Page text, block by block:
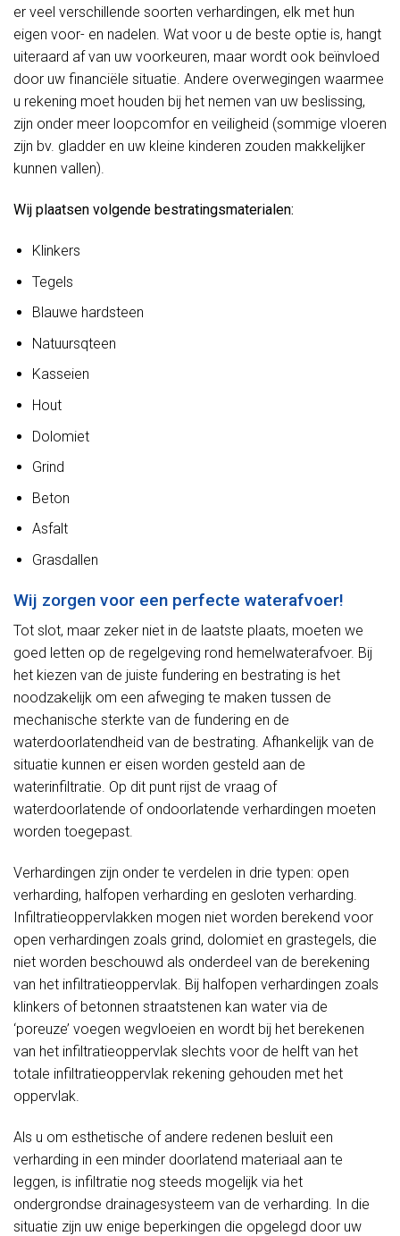
er veel verschillende soorten verhardingen, elk met hun
eigen voor- en nadelen. Wat voor u de beste optie is, hangt
uiteraard af van uw voorkeuren, maar wordt ook beïnvloed
door uw financiële situatie. Andere overwegingen waarmee
u rekening moet houden bij het nemen van uw beslissing,
zijn onder meer loopcomfor en veiligheid (sommige vloeren
zijn bv. gladder en uw kleine kinderen zouden makkelijker
kunnen vallen).
Wij plaatsen volgende bestratingsmaterialen:
Klinkers
Tegels
Blauwe hardsteen
Natuursqteen
Kasseien
Hout
Dolomiet
Grind
Beton
Asfalt
Grasdallen
Wij zorgen voor een perfecte waterafvoer!
Tot slot, maar zeker niet in de laatste plaats, moeten we
goed letten op de regelgeving rond hemelwaterafvoer. Bij
het kiezen van de juiste fundering en bestrating is het
noodzakelijk om een afweging te maken tussen de
mechanische sterkte van de fundering en de
waterdoorlatendheid van de bestrating. Afhankelijk van de
situatie kunnen er eisen worden gesteld aan de
waterinfiltratie. Op dit punt rijst de vraag of
waterdoorlatende of ondoorlatende verhardingen moeten
worden toegepast.
Verhardingen zijn onder te verdelen in drie typen: open
verharding, halfopen verharding en gesloten verharding.
Infiltratieoppervlakken mogen niet worden berekend voor
open verhardingen zoals grind, dolomiet en grastegels, die
niet worden beschouwd als onderdeel van de berekening
van het infiltratieoppervlak. Bij halfopen verhardingen zoals
klinkers of betonnen straatstenen kan water via de
‘poreuze’ voegen wegvloeien en wordt bij het berekenen
van het infiltratieoppervlak slechts voor de helft van het
totale infiltratieoppervlak rekening gehouden met het
oppervlak.
Als u om esthetische of andere redenen besluit een
verharding in een minder doorlatend materiaal aan te
leggen, is infiltratie nog steeds mogelijk via het
ondergrondse drainagesysteem van de verharding. In die
situatie zijn uw enige beperkingen die opgelegd door uw